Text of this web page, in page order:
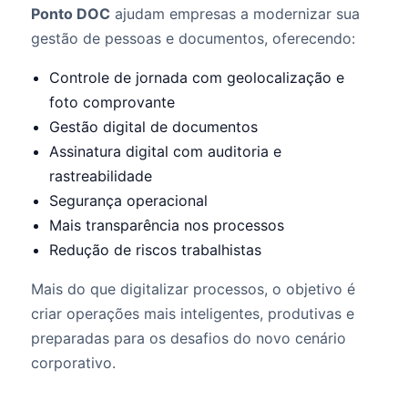
Ponto DOC ajudam empresas a modernizar sua
gestão de pessoas e documentos, oferecendo:
Controle de jornada com geolocalização e
foto comprovante
Gestão digital de documentos
Assinatura digital com auditoria e
rastreabilidade
Segurança operacional
Mais transparência nos processos
Redução de riscos trabalhistas
Mais do que digitalizar processos, o objetivo é
criar operações mais inteligentes, produtivas e
preparadas para os desafios do novo cenário
corporativo.